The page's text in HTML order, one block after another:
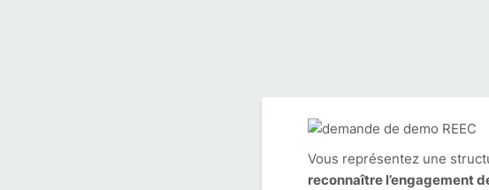
Vous représentez une
reconnaître l’engagement